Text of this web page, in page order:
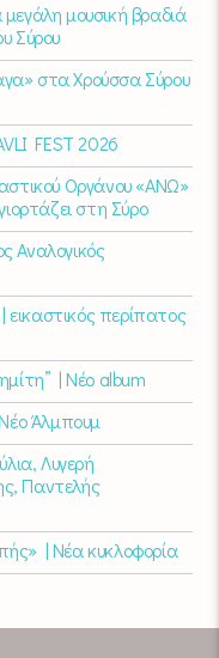
μουσική βραδιά
Σύρου
στα Χρούσσα Σύρου
FEST 2026
Οργάνου «ΑΝΩ»
στη Σύρο​
Αναλογικός
περίπατος
| Νέο album
Άλμπουμ
Λυγερή
Παντελής
| Νέα κυκλοφορία